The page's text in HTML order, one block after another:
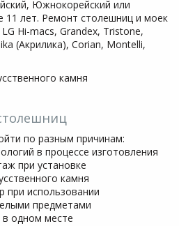
Южнокорейский или
11 лет. Ремонт столешниц и моек
Hi-macs, Grandex, Tristone,
(Акрилика), Corian, Montelli,
по разным причинам:
в процессе изготовления
при установке
камня
при использовании
предметами
одном месте